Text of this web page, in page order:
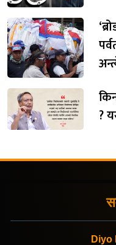
?
Diyo